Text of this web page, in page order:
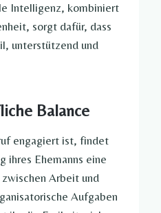
Intelligenz, kombiniert
sorgt dafür, dass
unterstützend und
Balance
engagiert ist, findet
ihres Ehemanns eine
Arbeit und
Aufgaben